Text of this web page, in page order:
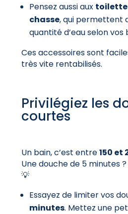
Pensez aussi aux
chasse, qui permettent
quantité d’eau selon vos
Ces accessoires sont
très vite rentabilisés.
Privilégiez les
courtes
Un bain, c’est entre150 et
Une douche de 5 minutes
💡
Essayez de limiter vos
minutes. Mettez une